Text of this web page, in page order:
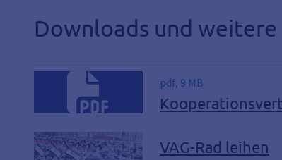
Downloads und
pdf, 9 MB
VAG-Rad leihen